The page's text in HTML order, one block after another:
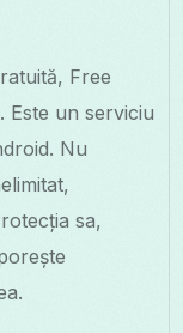
Free
Este un serviciu
Nu
sa,